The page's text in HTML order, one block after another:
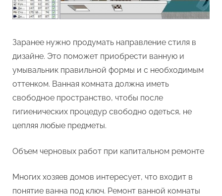
Заранее нужно продумать направление стиля в
дизайне. Это поможет приобрести ванную и
умывальник правильной формы и с необходимым
оттенком. Ванная комната должна иметь
свободное пространство, чтобы после
гигиенических процедур свободно одеться, не
цепляя любые предметы.
Объем черновых работ при капитальном ремонте
Многих хозяев домов интересует, что входит в
понятие ванна под ключ. Ремонт ванной комнаты